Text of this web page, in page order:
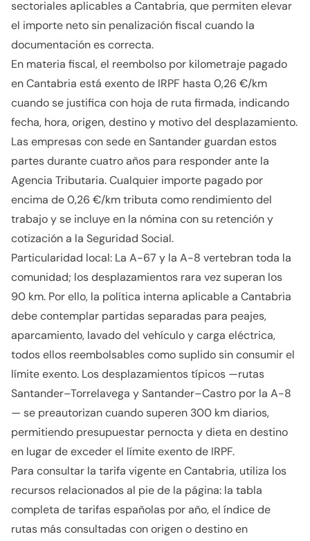
sectoriales aplicables a Cantabria, que permiten elevar
el importe neto sin penalización fiscal cuando la
documentación es correcta.
En materia fiscal, el reembolso por kilometraje pagado
en Cantabria está exento de IRPF hasta 0,26 €/km
cuando se justifica con hoja de ruta firmada, indicando
fecha, hora, origen, destino y motivo del desplazamiento.
Las empresas con sede en Santander guardan estos
partes durante cuatro años para responder ante la
Agencia Tributaria. Cualquier importe pagado por
encima de 0,26 €/km tributa como rendimiento del
trabajo y se incluye en la nómina con su retención y
cotización a la Seguridad Social.
Particularidad local: La A-67 y la A-8 vertebran toda la
comunidad; los desplazamientos rara vez superan los
90 km. Por ello, la política interna aplicable a Cantabria
debe contemplar partidas separadas para peajes,
aparcamiento, lavado del vehículo y carga eléctrica,
todos ellos reembolsables como suplido sin consumir el
límite exento. Los desplazamientos típicos —rutas
Santander–Torrelavega y Santander–Castro por la A-8
— se preautorizan cuando superen 300 km diarios,
permitiendo presupuestar pernocta y dieta en destino
en lugar de exceder el límite exento de IRPF.
Para consultar la tarifa vigente en Cantabria, utiliza los
recursos relacionados al pie de la página: la tabla
completa de tarifas españolas por año, el índice de
rutas más consultadas con origen o destino en